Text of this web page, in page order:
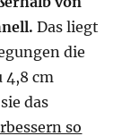
Das liegt
die
4,8 cm
das
so